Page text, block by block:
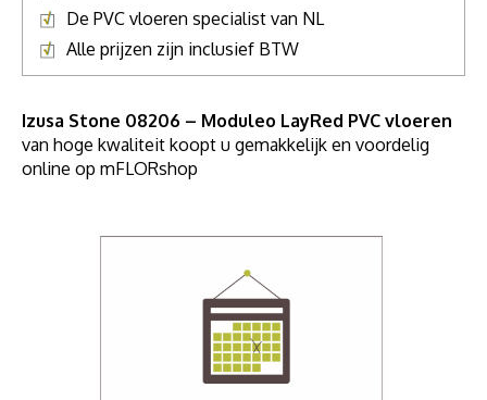
De PVC vloeren specialist van NL
Alle prijzen zijn inclusief BTW
Izusa Stone 08206 – Moduleo LayRed PVC vloeren
van hoge kwaliteit koopt u gemakkelijk en voordelig
online op mFLORshop